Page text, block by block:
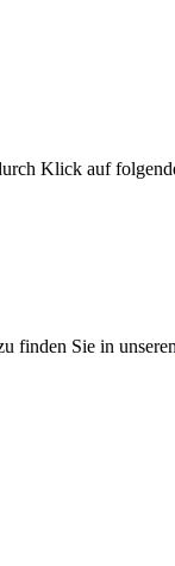
Klick auf
finden Sie in